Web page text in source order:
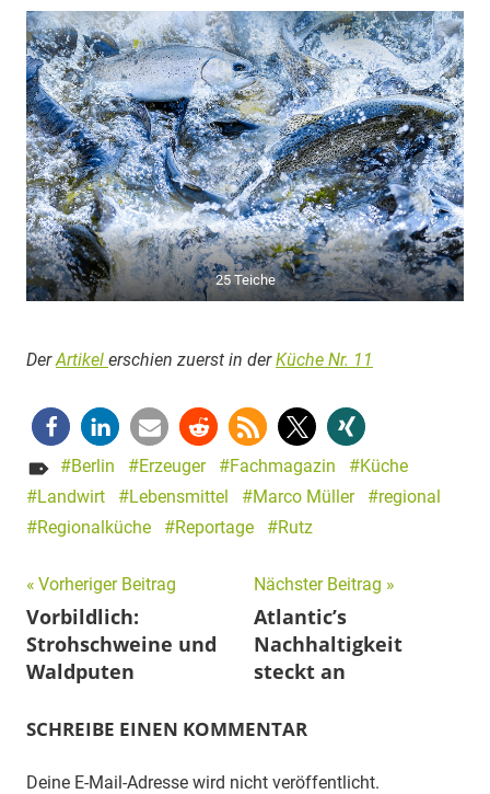
25 Teiche
DerArtikel erschien zuerst in derKüche Nr. 1 1
Berlin Erzeuger Fachmagazin
Küche
Landwirt
Lebensmittel Marco Müller
regional
Regionalküche
Reportage Rutz
Beitragsnavigation
Vorheriger Beitrag
Vorbildlich:
Strohschweine und
Waldputen
Nächster Beitrag
Atlantic’s
Nachhaltigkeit
steckt an
SCHREIBE EINEN KOMMENTAR
Deine E-Mail-Adresse wird nicht veröffentlicht.